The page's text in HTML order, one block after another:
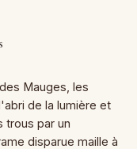
Mauges, les
de la lumière et
trous par un
disparue maille à